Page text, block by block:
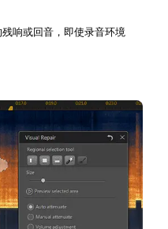
响或回音，即使录音环境